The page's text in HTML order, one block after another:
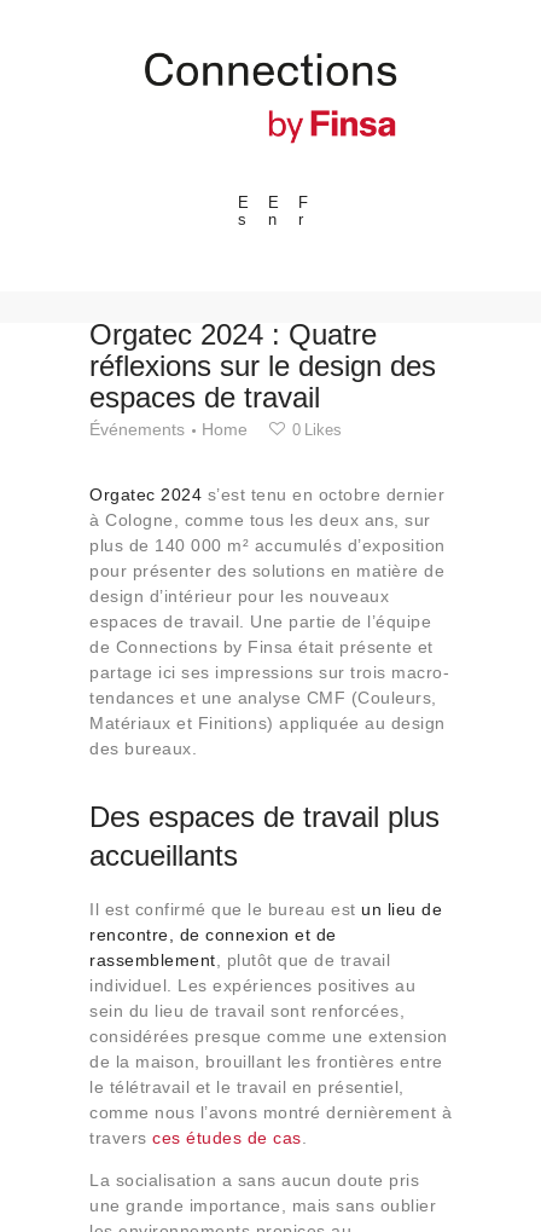
E
s
E
n
F
r
---ENLACES---
Événements
Espaces
Matériels
Technologie
Collaborations
Qui sommes-nous
Contact
Orgatec 2024 : Quatre
réflexions sur le design des
espaces de travail
Événements Home 0 Likes
Orgatec 2024 s’est tenu en octobre dernier
à Cologne, comme tous les deux ans, sur
plus de 140 000 m² accumulés d’exposition
pour présenter des solutions en matière de
design d’intérieur pour les nouveaux
espaces de travail. Une partie de l’équipe
de Connections by Finsa était présente et
partage ici ses impressions sur trois macro-
tendances et une analyse CMF (Couleurs,
Matériaux et Finitions) appliquée au design
des bureaux.
Des espaces de travail plus
accueillants
Il est confirmé que le bureau est un lieu de
rencontre, de connexion et de
rassemblement , plutôt que de travail
individuel. Les expériences positives au
sein du lieu de travail sont renforcées,
considérées presque comme une extension
de la maison, brouillant les frontières entre
le télétravail et le travail en présentiel,
comme nous l’avons montré dernièrement à
travers ces études de cas
La socialisation a sans aucun doute pris
une grande importance, mais sans oublier